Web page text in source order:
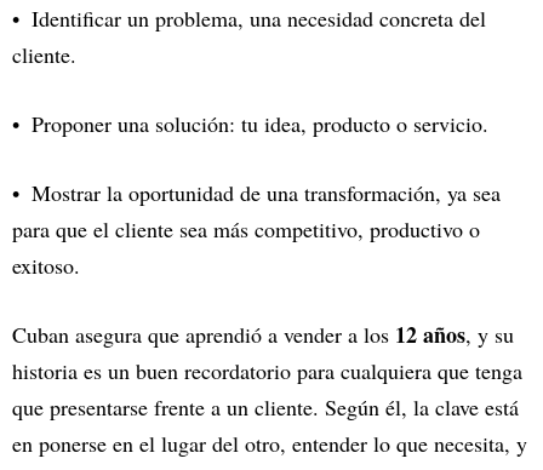
Identificar un problema, una necesidad concreta del
cliente.
Proponer una solución: tu idea, producto o servicio.
Mostrar la oportunidad de una transformación, ya sea
para que el cliente sea más competitivo, productivo o
exitoso.
Cuban asegura que aprendió a vender a los 12 años, y su
historia es un buen recordatorio para cualquiera que tenga
que presentarse frente a un cliente. Según él, la clave está
en ponerse en el lugar del otro, entender lo que necesita, y